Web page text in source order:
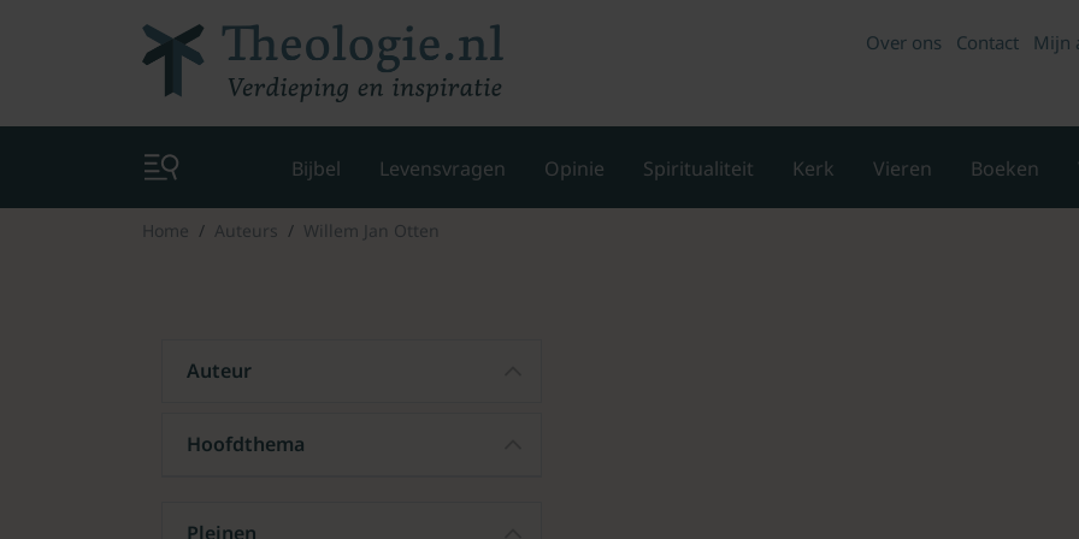
Over ons Contact Mijn
Bijbel Levensvragen Opinie Spiritualiteit Kerk Vieren Boeken
Home Auteurs Willem Jan Otten
Auteur
Hoofdthema
Pleinen